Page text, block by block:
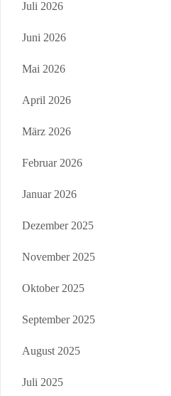
Juli 2026
Juni 2026
Mai 2026
April 2026
März 2026
Februar 2026
Januar 2026
Dezember 2025
November 2025
Oktober 2025
September 2025
August 2025
Juli 2025